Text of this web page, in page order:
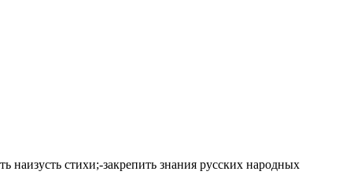
наизусть стихи;-закрепить знания русских народных